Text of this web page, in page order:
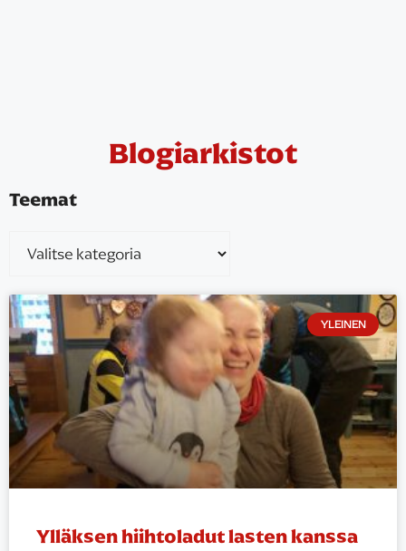
Blogiarkistot
Teemat
YLEINEN
Ylläksen hiihtoladut lasten kanssa